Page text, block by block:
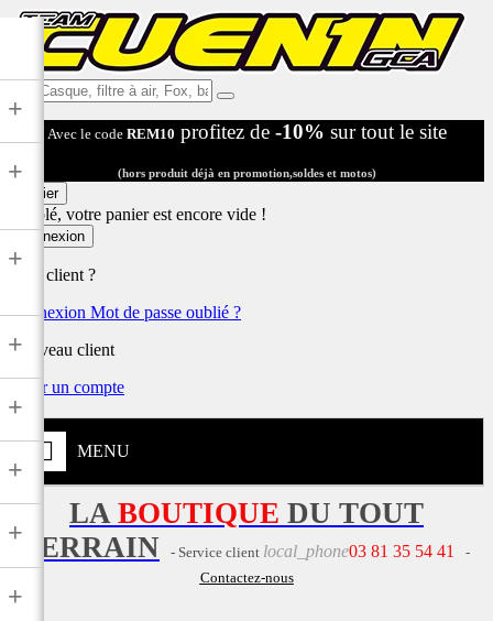
Ex:
Casque,
filtre
air,
Fox,
...
Avec le code REM10 profitez de -10% sur tout le site
(hors produit déjà en promotion,soldes et motos)
Panier
Désolé, votre panier est encore vide !
Connexion
Déjà client ?
Connexion Mot de passe oublié ?
Nouveau client
Créer un compte
MENU
+
+
+
+
+
+
+
+
LA BOUTIQUE DU TOUT
TERRAIN
- Service client local_phone03 81 35 54 41
-
Contactez-nous